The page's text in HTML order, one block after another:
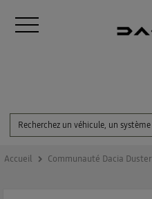
Accueil Communauté Dacia Duster